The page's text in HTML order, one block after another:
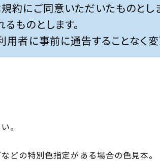
約にご同意いただいたものとし
ものとします。
者に事前に通告することなく変
。
どの特別色指定がある場合の色見本。